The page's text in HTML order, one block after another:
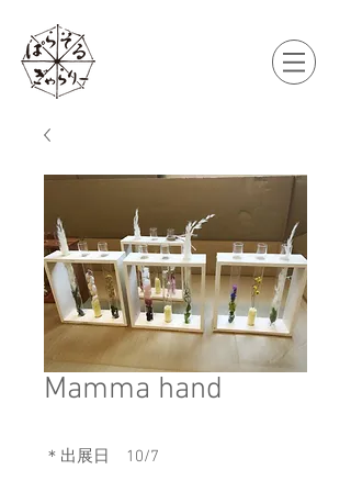
Mamma hand
＊出展日 10/7